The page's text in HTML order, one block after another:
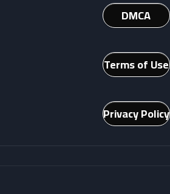
DMCA
Terms of Use
Privacy Policy